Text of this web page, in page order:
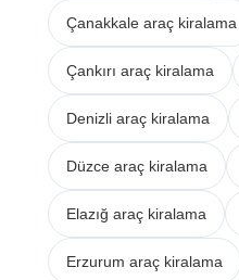
Çanakkale araç kiralama
Çankırı araç kiralama
Denizli araç kiralama
Düzce araç kiralama
Elazığ araç kiralama
Erzurum araç kiralama